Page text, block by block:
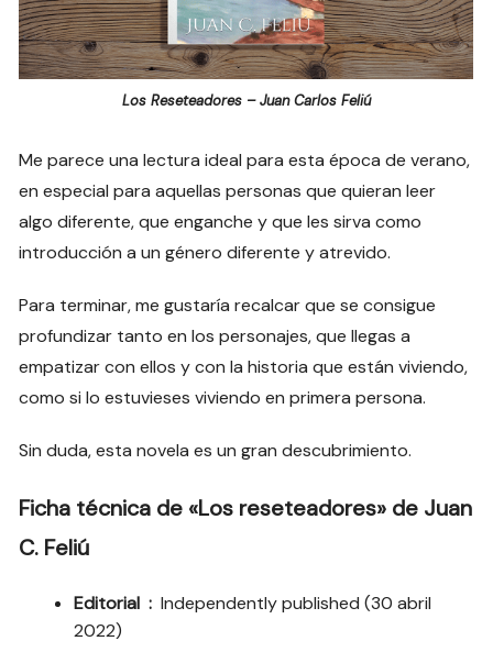
Los Reseteadores – Juan Carlos Feliú
Me parece una lectura ideal para esta época de verano,
en especial para aquellas personas que quieran leer
algo diferente, que enganche y que les sirva como
introducción a un género diferente y atrevido.
Para terminar, me gustaría recalcar que se consigue
profundizar tanto en los personajes, que llegas a
empatizar con ellos y con la historia que están viviendo,
como si lo estuvieses viviendo en primera persona.
Sin duda, esta novela es un gran descubrimiento.
Ficha técnica de «Los reseteadores» de Juan
C. Feliú
Editorial ‏ : ‎Independently published (30 abril
2022)